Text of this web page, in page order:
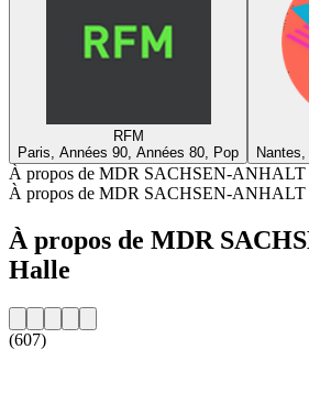
RFM
Paris, Années 90, Années 80, Pop
À propos de MDR SACHSEN-ANHALT
À propos de MDR SACHSEN-ANHALT
À propos de MDR
Halle
(607)